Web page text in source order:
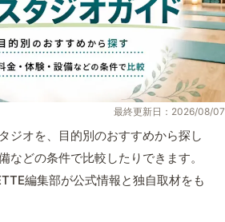
最終更新日：2026/08/07
ジオを、目的別のおすすめから探し
などの条件で比較したりできます。
編集部が公式情報と独自取材をも